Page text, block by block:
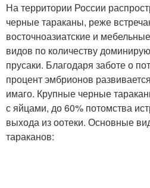
На территории России
черные тараканы, реже
восточноазиатские и
видов по количеству
прусаки. Благодаря заботе о
процент эмбрионов
имаго. Крупные черные
с яйцами, до 60% потомства
выхода из оотеки. Основные
тараканов: